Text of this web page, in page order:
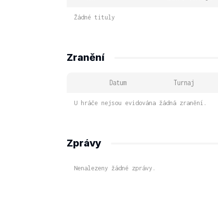
Žádné tituly
Zranění
Datum Turnaj
U hráče nejsou evidována žádná zranění.
Zprávy
Nenalezeny žádné zprávy.